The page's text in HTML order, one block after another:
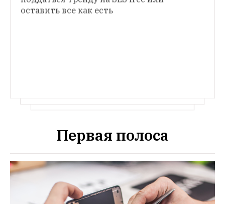
КОСМЕТИКА
Блестящее лето: Фестивальный макияж
Почему банка крема может стоить как
оставить все как есть
Первая полоса